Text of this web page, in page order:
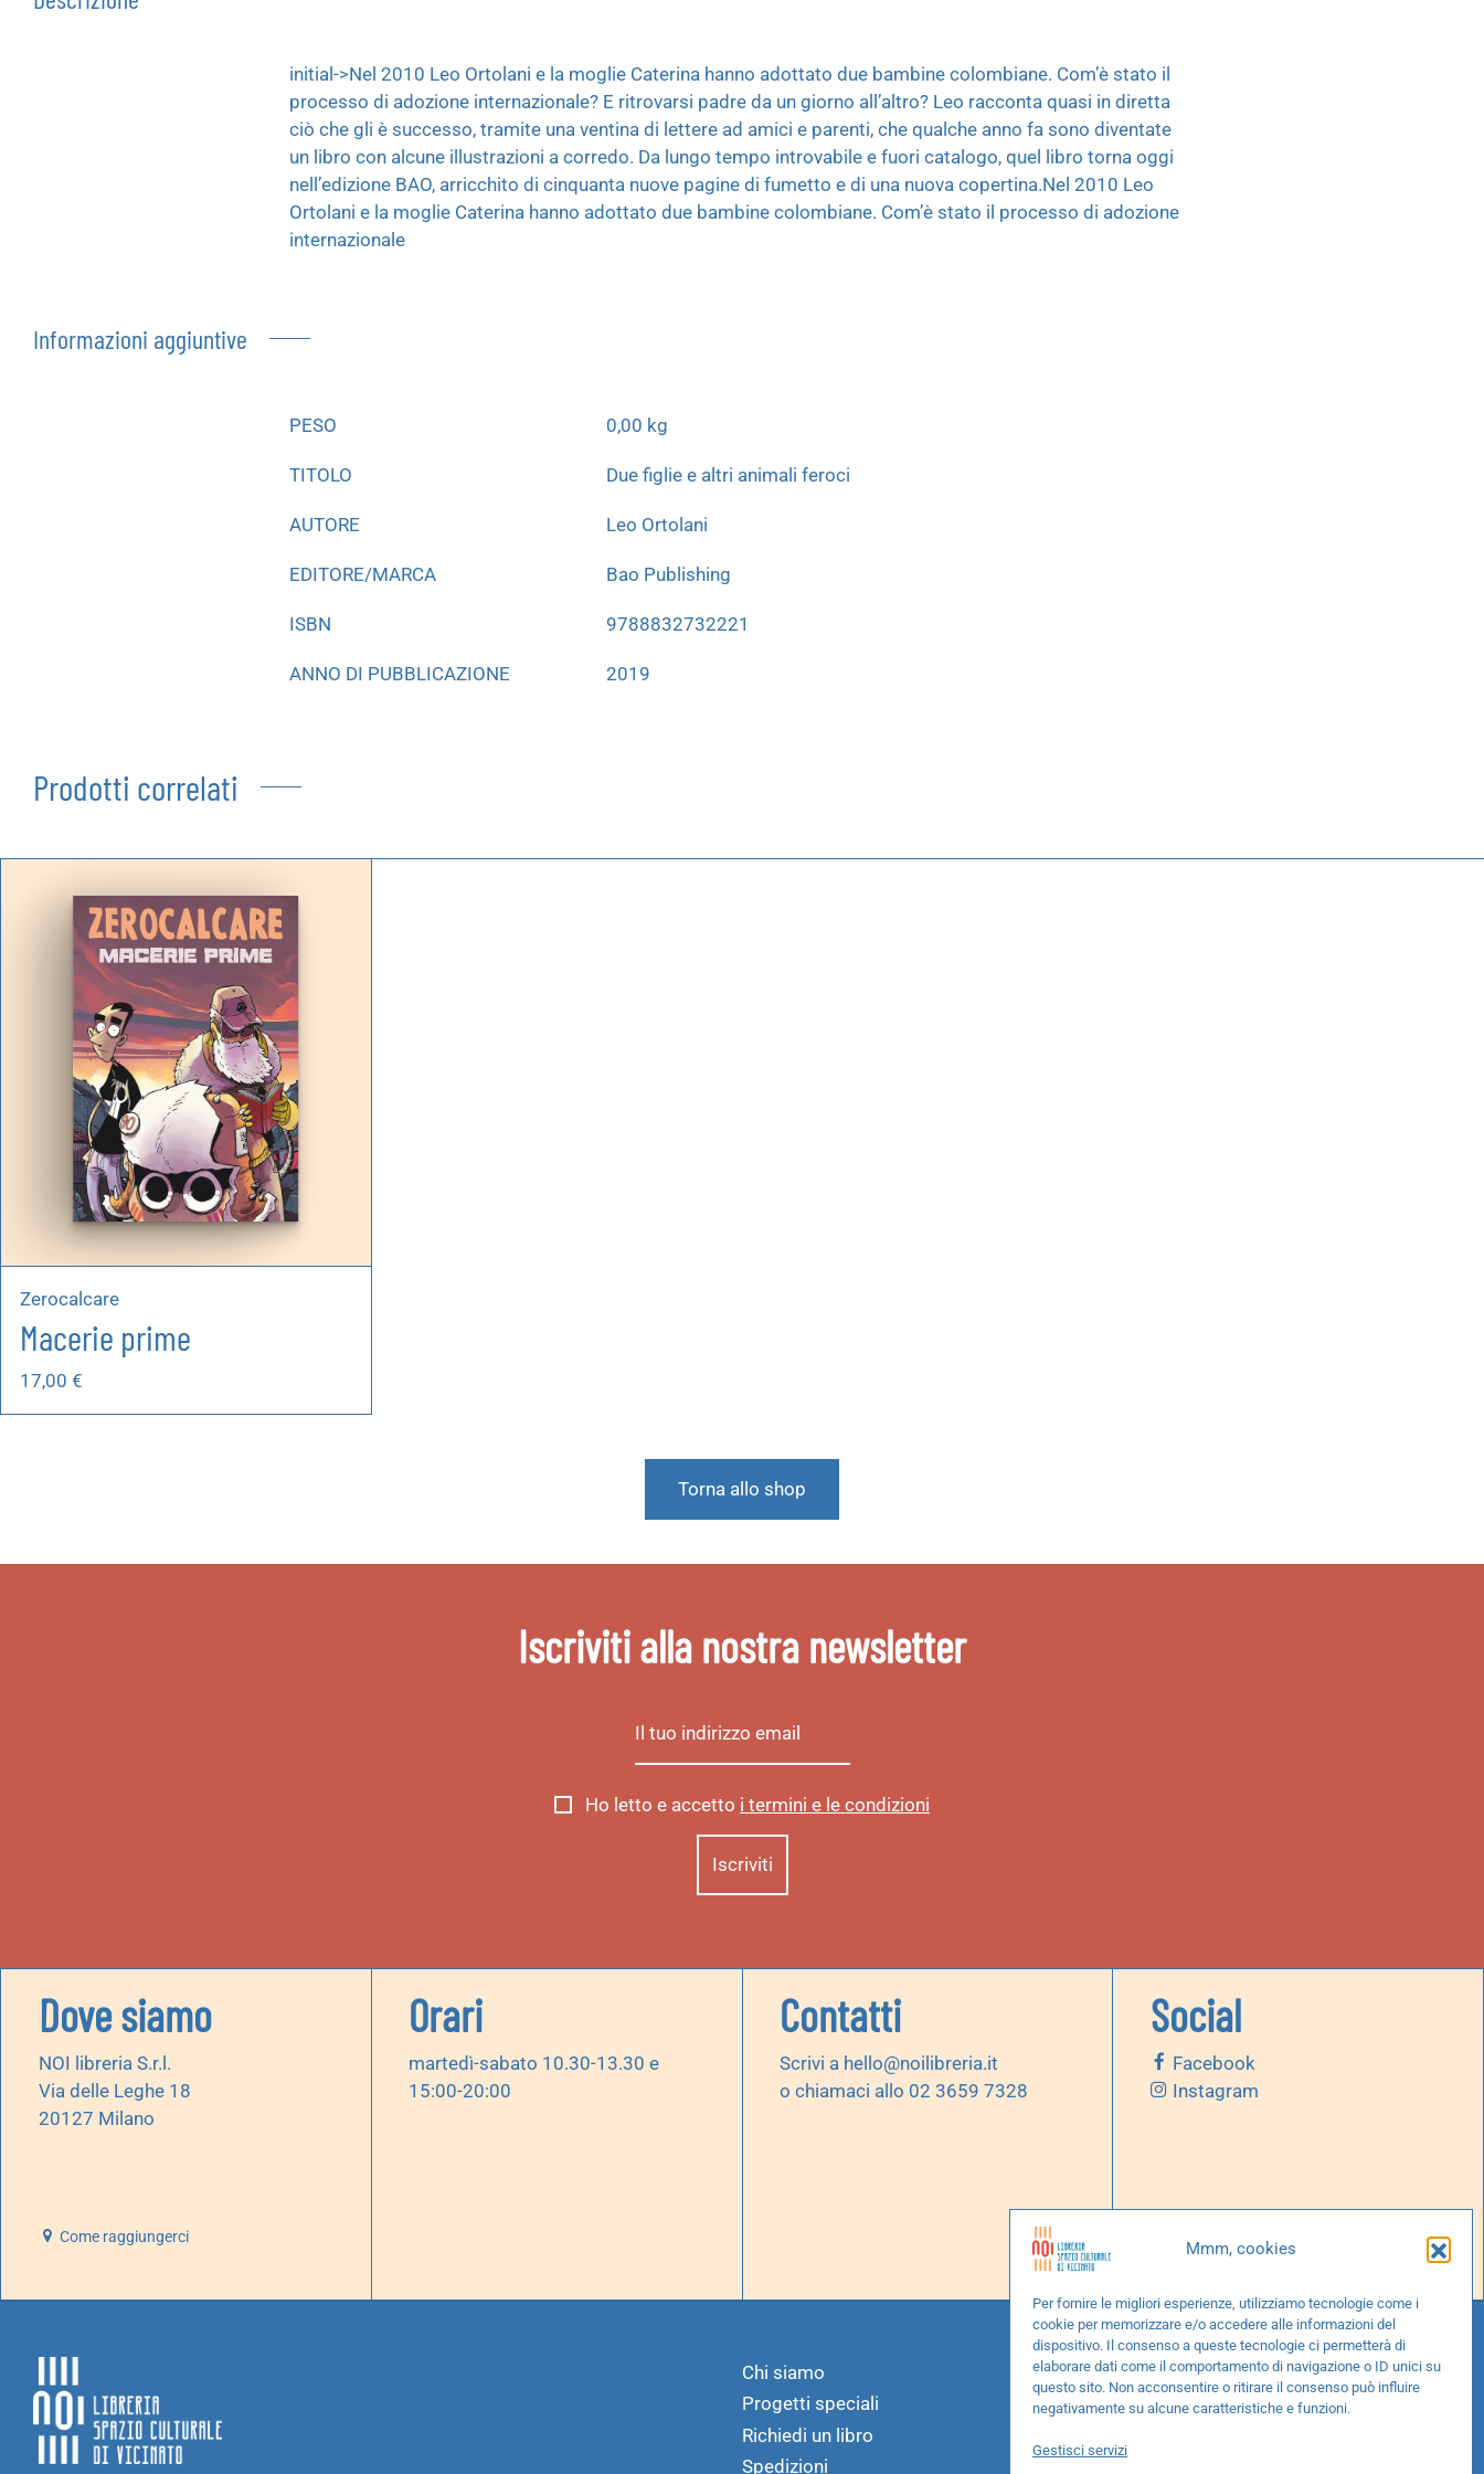
Mmm, cookies
Per fornire le migliori esperienze, utilizziamo tecnologie come i
cookie per memorizzare e/o accedere alle informazioni del
dispositivo. Il consenso a queste tecnologie ci permetterà di
elaborare dati come il comportamento di navigazione o ID unici su
questo sito. Non acconsentire o ritirare il consenso può influire
negativamente su alcune caratteristiche e funzioni.
Gestisci servizi
initial->Nel 2010 Leo Ortolani e la moglie Caterina hanno adottato due bambine colombiane. Com’è stato il
processo di adozione internazionale? E ritrovarsi padre da un giorno all’altro? Leo racconta quasi in diretta
ciò che gli è successo, tramite una ventina di lettere ad amici e parenti, che qualche anno fa sono diventate
un libro con alcune illustrazioni a corredo. Da lungo tempo introvabile e fuori catalogo, quel libro torna oggi
nell’edizione BAO, arricchito di cinquanta nuove pagine di fumetto e di una nuova copertina.Nel 2010 Leo
Ortolani e la moglie Caterina hanno adottato due bambine colombiane. Com’è stato il processo di adozione
internazionale
Informazioni aggiuntive
PESO 0,00 kg
TITOLO Due figlie e altri animali feroci
AUTORE Leo Ortolani
EDITORE/MARCA Bao Publishing
ISBN 9788832732221
ANNO DI PUBBLICAZIONE 2019
Prodotti correlati
Zerocalcare
Macerie prime
17,00 €
Torna allo shop
Iscriviti alla nostra newsletter
Ho letto e accetto i termini e le condizioni
Dove siamo
NOI libreria S.r.l.
Via delle Leghe 18
20127 Milano
Come raggiungerci
Orari
martedì-sabato 10.30-13.30 e
15:00-20:00
Contatti
Scrivi a hello@noilibreria.it
o chiamaci allo 02 3659 7328
Social
Facebook
Instagram
Chi siamo
Progetti speciali
Richiedi un libro
Spedizioni